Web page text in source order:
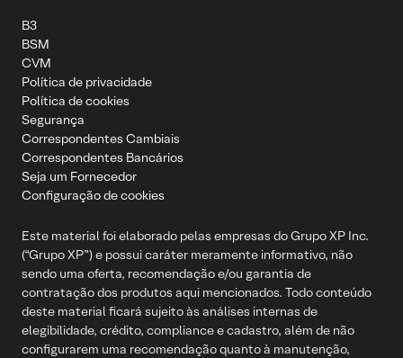
Ações
Aplicativo XP
Futuros
Fundos de investimento
Fundos imobiliários
Ofertas públicas
RLP
COE
Serviços financeiros
Cartão de crédito
Conta digital
Seguros e previdência
Seguro de vida
Previdência privada
Ouvidoria
+ 55 11 4935-2720
SAC - Dúvidas, reclamações e orientações
0800-772-0202
Ouvidoria (Segunda a sexta das 9hs às 18hs)
0800-722-3730
Capitais e regiões metropolitanas
+ 55 11 4003-3710
Demais localidades
0800-880-3710
Para clientes no exterior
B3
BSM
CVM
Política de privacidade
Política de cookies
Segurança
Correspondentes Cambiais
Correspondentes Bancários
Seja um Fornecedor
Configuração de cookies
Este material foi elaborado pelas empresas do Grupo XP Inc.
(“Grupo XP”) e possui caráter meramente informativo, não
sendo uma oferta, recomendação e/ou garantia de
contratação dos produtos aqui mencionados. Todo conteúdo
deste material ficará sujeito às análises internas de
elegibilidade, crédito, compliance e cadastro, além de não
configurarem uma recomendação quanto à manutenção,